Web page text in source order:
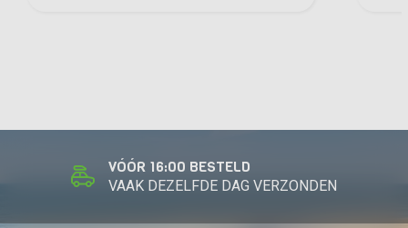
VÓÓR 16:00 BESTELD
VAAK DEZELFDE DAG VERZONDEN